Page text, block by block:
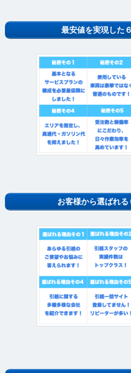
最安値を実現した
お客様から選ばれる